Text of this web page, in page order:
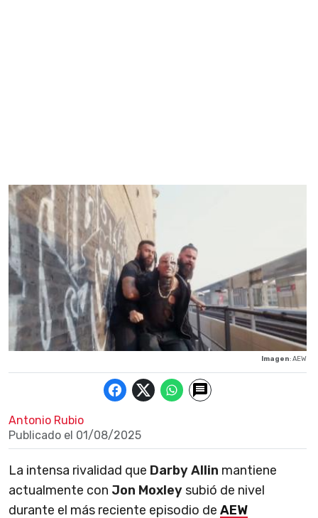
Imagen: AEW
Antonio Rubio
Publicado el 01/08/2025
La intensa rivalidad que Darby Allin mantiene
actualmente con Jon Moxleysubió de nivel
durante el más reciente episodio de AEW